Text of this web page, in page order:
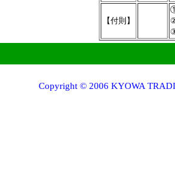
【付則】
Copyright © 2006 KYOWA